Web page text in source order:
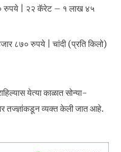
रुपये | २२ कॅरेट – १ लाख ४५
८७० रुपये | चांदी (प्रति किलो)
येत्या काळात सोन्या-
तज्ज्ञांकडून व्यक्त केली जात आहे.